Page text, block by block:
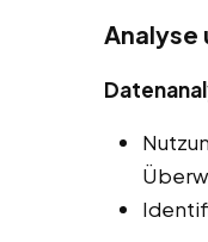
Analyse